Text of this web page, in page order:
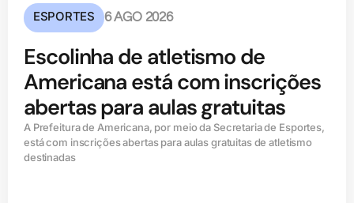
ESPORTES 6 AGO 2026
Escolinha de atletismo de
Americana está com inscrições
abertas para aulas gratuitas
A Prefeitura de Americana, por meio da Secretaria de Esportes,
está com inscrições abertas para aulas gratuitas de atletismo
destinadas